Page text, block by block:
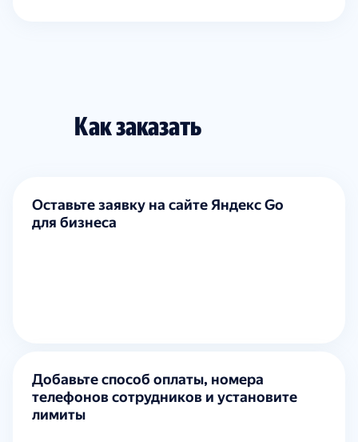
Как заказать
Оставьте заявку на сайте Яндекс Go
для бизнеса
Добавьте способ оплаты, номера
телефонов сотрудников и установите
лимиты